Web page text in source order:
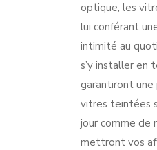
optique, les
lui conférant
intimité au
s’y installer en
garantiront une
vitres teintées
jour comme de
mettront vos